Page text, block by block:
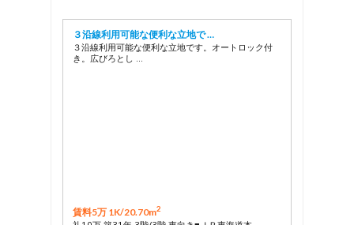
３沿線利用可能な便利な立地で …
３沿線利用可能な便利な立地です。オートロック付
き。広びろとし …
賃料5万 1K/20.70m2